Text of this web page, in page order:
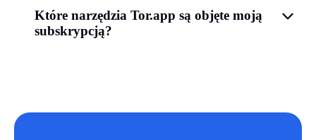
Które narzędzia Tor.app są objęte moją
subskrypcją?